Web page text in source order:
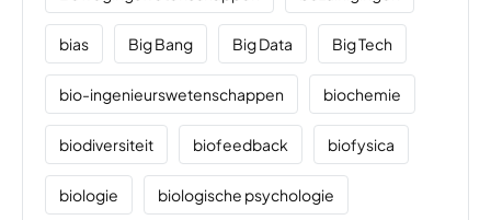
bias Big Bang Big Data Big Tech
bio-ingenieurswetenschappen biochemie
biodiversiteit biofeedback biofysica
biologie biologische psychologie